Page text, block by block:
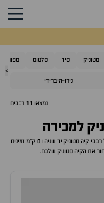
>
סטוניק סיד סלטוס
נירו-היברידי
נמצאו 11 רכבים
למכירה
רכבי קיה סטוניק
יד שניה ו 0 ק"מ זמינים
את הקיה סטוניק שלכם.